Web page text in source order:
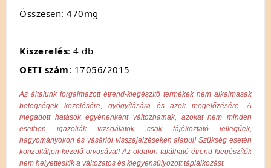
Összesen: 470mg
Kiszerelés: 4 db
OETI szám: 17056/2015
Az általunk forgalmazott étrend-kiegészítő termékek nem alkalmasak
betegségek kezelésére, gyógyítására és azok megelőzésére. A
megadott hatások egyénenként változhatnak, azokat nem minden
esetben igazolják vizsgálatok, csak tájékoztató jellegűek,
hagyományokon és vásárlói visszajelzéseken alapul! Szükség esetén
konzultáljon kezelő orvosával! Az oldalon található étrend-kiegészítők
nem helyettesítik a változatos és kiegyensúlyozott táplálkozást.